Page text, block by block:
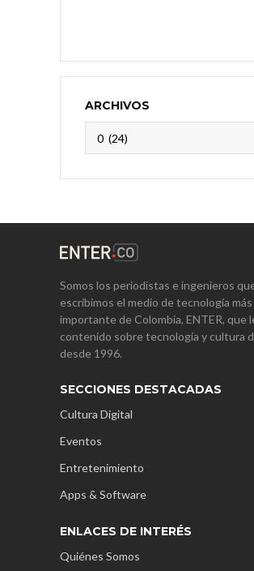
ARCHIVOS
Somos los periodistas e ingenieros
escribimos el medio de tecnología más
importante de Colombia, ENTER, que
contenido sobre tecnología y cultura
desde 1996.
SECCIONES DESTACADAS
Cultura Digital
Eventos
Entretenimiento
Apps & Software
ENLACES DE INTERÉS
Quiénes Somos